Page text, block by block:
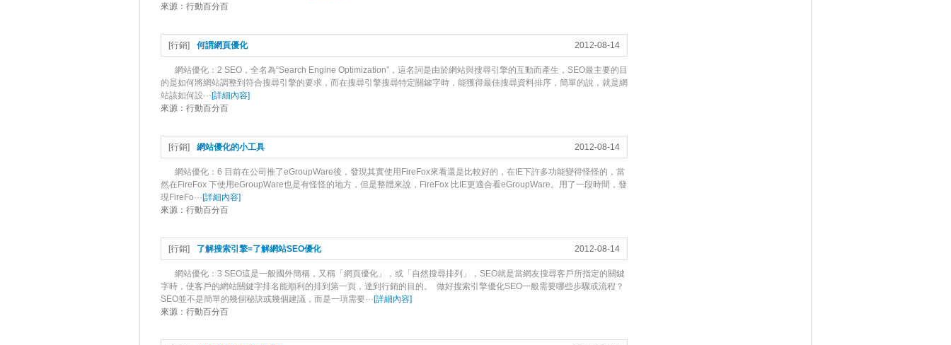
來源： 行動百分百
2012-08-14
[行銷] 何謂網頁優化
網站優化：2 SEO，全名為“Search Engine Optimization”，這名詞是由於網站與搜尋引擎的互動而產生，SEO最主要的目
的是如何將網站調整到符合搜尋引擎的要求，而在搜尋引擎搜尋特定關鍵字時，能獲得最佳搜尋資料排序，簡單的說，就是網
站該如何設···[詳細內容]
來源： 行動百分百
2012-08-14
[行銷] 網站優化的小工具
網站優化：6 目前在公司推了eGroupWare後，發現其實使用FireFox來看還是比較好的，在IE下許多功能變得怪怪的，當
然在FireFox 下使用eGroupWare也是有怪怪的地方，但是整體來說，FireFox 比IE更適合看eGroupWare。用了一段時間，發
現FireFo···[詳細內容]
來源： 行動百分百
2012-08-14
[行銷] 了解搜索引擎=了解網站SEO優化
網站優化：3 SEO這是一般國外簡稱，又稱「網頁優化」，或「自然搜尋排列」，SEO就是當網友搜尋客戶所指定的關鍵
字時，使客戶的網站關鍵字排名能順利的排到第一頁，達到行銷的目的。 做好搜索引擎優化SEO一般需要哪些步驟或流程？
SEO並不是簡單的幾個秘訣或幾個建議，而是一項需要···[詳細內容]
來源： 行動百分百